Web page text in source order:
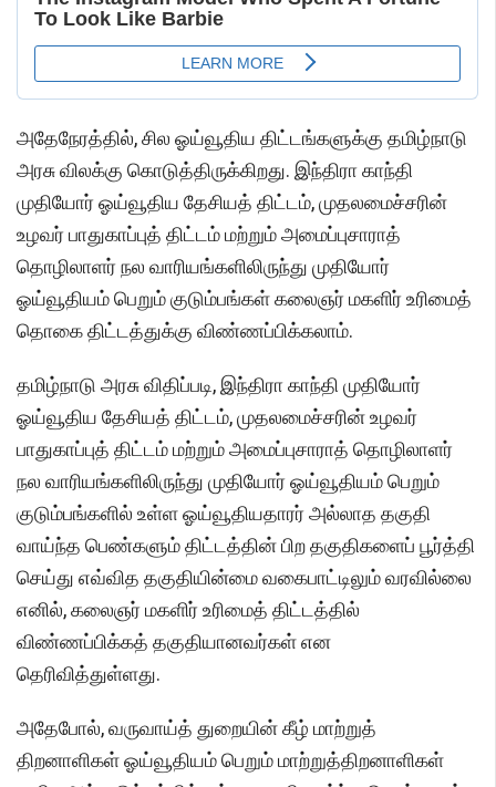
அதேநேரத்தில், சில ஓய்வூதிய திட்டங்களுக்கு தமிழ்நாடு
அரசு விலக்கு கொடுத்திருக்கிறது. இந்திரா காந்தி
முதியோர் ஓய்வூதிய தேசியத் திட்டம், முதலமைச்சரின்
உழவர் பாதுகாப்புத் திட்டம் மற்றும் அமைப்புசாராத்
தொழிலாளர் நல வாரியங்களிலிருந்து முதியோர்
ஓய்வூதியம் பெறும் குடும்பங்கள் கலைஞர் மகளிர் உரிமைத்
தொகை திட்டத்துக்கு விண்ணப்பிக்கலாம்.
தமிழ்நாடு அரசு விதிப்படி, இந்திரா காந்தி முதியோர்
ஓய்வூதிய தேசியத் திட்டம், முதலமைச்சரின் உழவர்
பாதுகாப்புத் திட்டம் மற்றும் அமைப்புசாராத் தொழிலாளர்
நல வாரியங்களிலிருந்து முதியோர் ஓய்வூதியம் பெறும்
குடும்பங்களில் உள்ள ஓய்வூதியதாரர் அல்லாத தகுதி
வாய்ந்த பெண்களும் திட்டத்தின் பிற தகுதிகளைப் பூர்த்தி
செய்து எவ்வித தகுதியின்மை வகைபாட்டிலும் வரவில்லை
எனில், கலைஞர் மகளிர் உரிமைத் திட்டத்தில்
விண்ணப்பிக்கத் தகுதியானவர்கள் என
தெரிவித்துள்ளது.
அதேபோல், வருவாய்த் துறையின் கீழ் மாற்றுத்
திறனாளிகள் ஓய்வூதியம் பெறும் மாற்றுத்திறனாளிகள்